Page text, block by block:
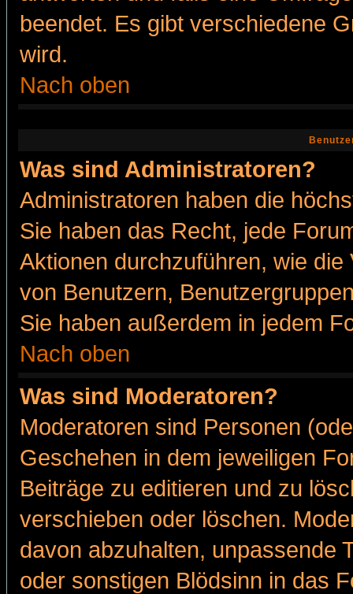
beendet. Es gibt verschiedene
wird.
Nach oben
Was sind Administratoren?
Administratoren haben die
Sie haben das Recht, jede
Aktionen durchzuführen, wie
von Benutzern,
Sie haben außerdem in jedem
Nach oben
Was sind Moderatoren?
Moderatoren sind Personen
Geschehen in dem jeweiligen
Beiträge zu editieren und zu
verschieben oder löschen.
davon abzuhalten, unpassende
oder sonstigen Blödsinn in das